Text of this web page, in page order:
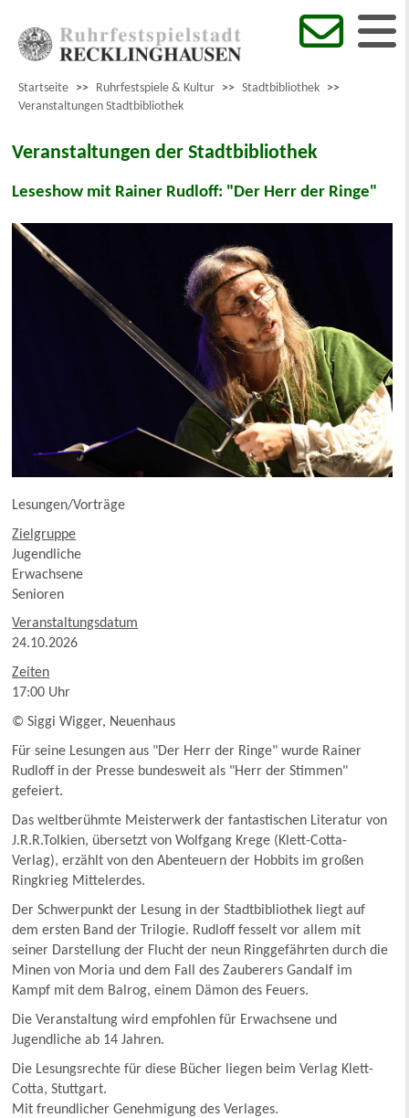
Startseite >> Ruhrfestspiele & Kultur >> Stadtbibliothek >>
Veranstaltungen Stadtbibliothek
Veranstaltungen der Stadtbibliothek
Leseshow mit Rainer Rudloff: "Der Herr der Ringe"
Lesungen/Vorträge
Zielgruppe
Jugendliche
Erwachsene
Senioren
Veranstaltungsdatum
24.10.2026
Zeiten
17:00 Uhr
© Siggi Wigger, Neuenhaus
Für seine Lesungen aus "Der Herr der Ringe" wurde Rainer
Rudloff in der Presse bundesweit als "Herr der Stimmen"
gefeiert.
Das weltberühmte Meisterwerk der fantastischen Literatur von
J.R.R.Tolkien, übersetzt von Wolfgang Krege (Klett-Cotta-
Verlag), erzählt von den Abenteuern der Hobbits im großen
Ringkrieg Mittelerdes.
Der Schwerpunkt der Lesung in der Stadtbibliothek liegt auf
dem ersten Band der Trilogie. Rudloff fesselt vor allem mit
seiner Darstellung der Flucht der neun Ringgefährten durch die
Minen von Moria und dem Fall des Zauberers Gandalf im
Kampf mit dem Balrog, einem Dämon des Feuers.
Die Veranstaltung wird empfohlen für Erwachsene und
Jugendliche ab 14 Jahren.
Die Lesungsrechte für diese Bücher liegen beim Verlag Klett-
Cotta, Stuttgart.
Mit freundlicher Genehmigung des Verlages.